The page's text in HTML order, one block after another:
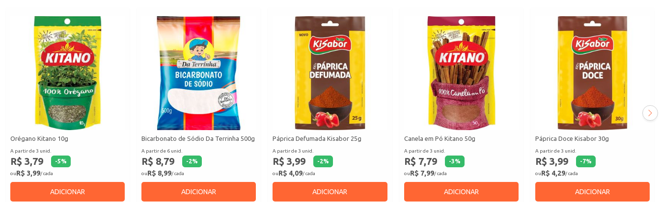
Orégano Kitano 10g
A partir de 3 unid.
R$ 3,79 -5%
ouR$ 3,99/ cada
ADICIONAR
Bicarbonato de Sódio Da Terrinha 500g
A partir de 6 unid.
R$ 8,79 -2%
ouR$ 8,99/ cada
ADICIONAR
Páprica Defumada Kisabor 25g
A partir de 3 unid.
R$ 3,99 -2%
ouR$ 4,09/ cada
ADICIONAR
Canela em Pó Kitano 50g
A partir de 3 unid.
R$ 7,79 -3%
ouR$ 7,99/ cada
ADICIONAR
Páprica Doce Kisabor 30g
A partir de 3 unid.
R$ 3,99 -7%
ouR$ 4,29/ cada
ADICIONAR